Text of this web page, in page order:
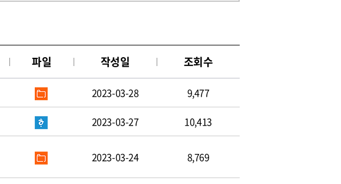
파일 작성일 조회수
2023-03-28 9,477
2023-03-27 10,413
2023-03-24 8,769